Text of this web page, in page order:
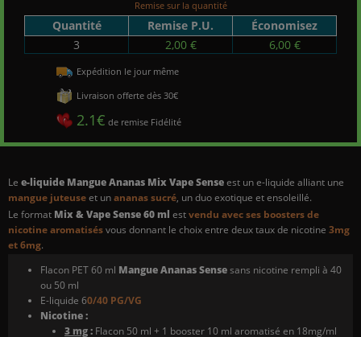
Le e-liquide Mangue Ananas Mix Vape Senseest un e-liquide alliant une
mangue juteuseet unananas sucré, un duo exotique et ensoleillé.
Le format Mix & Vape Sense 60 ml estvendu avec ses boosters de
nicotine aromatisésvous donnant le choix entre deux taux de nicotine 3mg
et 6mg.
Flacon PET 60 ml Mangue Ananas Sensesans nicotine rempli à 40
ou 50 ml
E-liquide 60/40 PG/VG
Nicotine :
3 mg: Flacon 50 ml + 1 booster 10 ml aromatisé en 18mg/ml
Remise sur la quantité
Quantité Remise P.U.
Économisez
3
2,00 € 6,00 €
Expédition le jour même
Livraison offerte dès 30€
2.1€ de remise Fidélité